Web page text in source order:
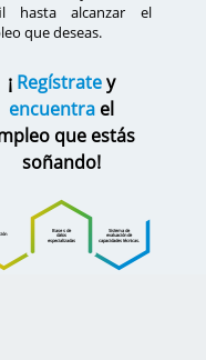
hasta alcanzar el
que deseas.
¡ Regístratey
encuentra el
que estás
soñando!
Bases de
datos
especializadas
Sistema de
evaluación de
capacidades técnicas.